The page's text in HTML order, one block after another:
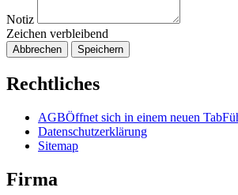
Notiz
Zeichen verbleibend
Abbrechen Speichern
Rechtliches
AGBÖffnet sich in einem neuen Tab
Datenschutzerklärung
Sitemap
Firma